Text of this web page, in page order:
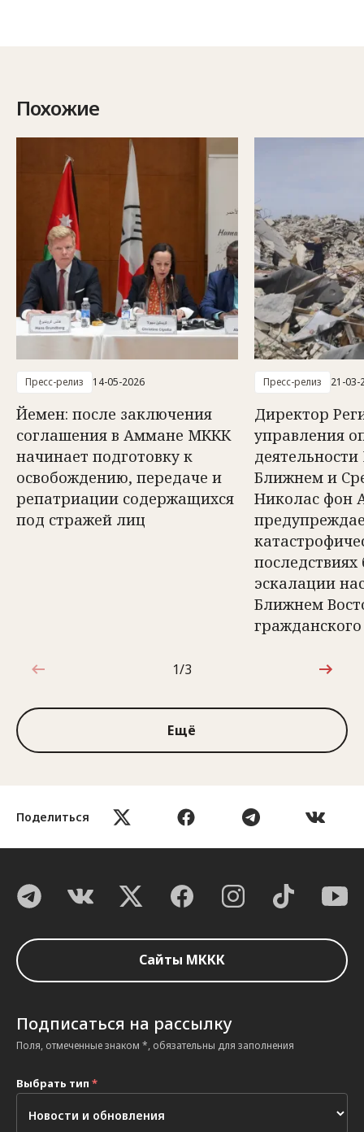
Поделиться
Похожие
Пресс-релиз 14-05-2026
Йемен: после заключения
соглашения в Аммане МККК
начинает подготовку к
освобождению, передаче и
репатриации содержащихся
под стражей лиц
Пресс-релиз 21-03-
Директор
управления
Ближнем и
Николас фон
эскалации
Ближнем
1 из 3
1/3
Ещё
Сайты МККК
Подписаться на рассылку
Поля, отмеченные знаком *, обязательны для заполнения
Выбрать тип *